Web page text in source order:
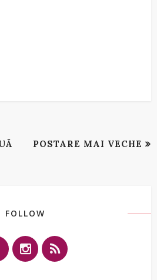
POSTARE MAI VECHE
FOLLOW